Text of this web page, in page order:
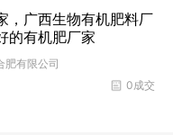
，广西生物有机肥料厂
的有机肥厂家
肥有限公司
0成交